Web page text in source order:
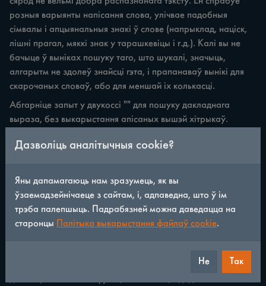
розныя варыянты напісання слова, улічвае падобныя
сімвалы і апцыянальныя знакі ў слове (напрыклад, націск,
лішні прагал, мяккі знак у тарашкевіцы і г.д.). Калі вы не
бачыце ў выніках пошуку таго, што шукалі, значыць,
алгарытм не здолеў знайсці гэта, і прапанаваў вынікі для
скарочаных словаў, або для меншай іх колькасці.
Абгарніце запыт у двукоссі "" для пошуку дакладнага
выраза, без выкарыстання апісаных вышэй хітрыкаў.
Калі вы шукаеце доўгі выраз і нічога не знаходзіцца,
паспрабуйце ўвесці яго не цалкам, а толькі тры самыя
важныя, апорныя словы з яго.
Падтрымка
Вы можаце дапамагчы чытачам сайта, выпраўляючы
памылкі распазнавання. На кожнай старонцы пад тэкстам
Таксама праекту патрэбныя сродкі на аплату хостынгу,
Дазволіць аналітычныя cookie?
Яны дапамагаюць нам зразумець, як вы
ўзаемадзейнічаеце з сайтам, і, адпаведна, што ў ім
трэба палепшыць. Падрабязней можна даведацца на
старонцы
Палітыка выкарыстання файлаў cookie.
Не Так